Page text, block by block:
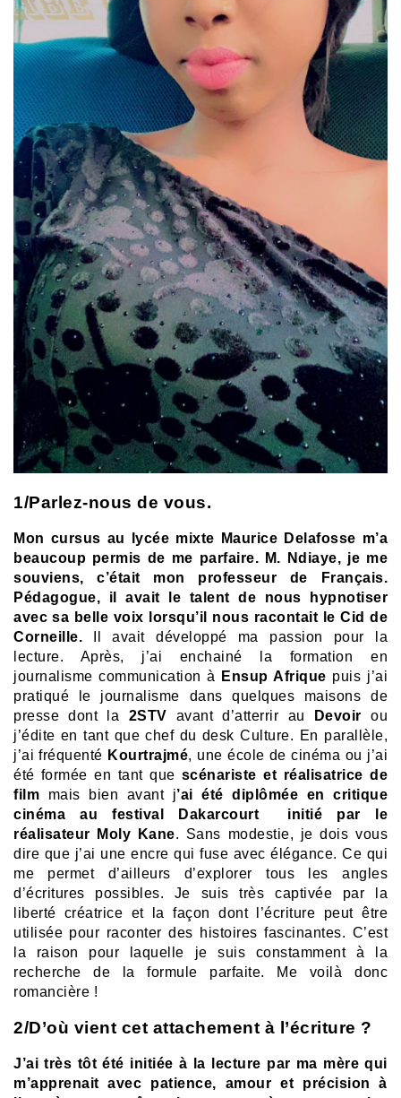
1/Parlez-nous de vous.
Mon cursus au lycée mixte Maurice Delafosse m’a
beaucoup permis de me parfaire. M. Ndiaye, je me
souviens, c’était mon professeur de Français.
Pédagogue, il avait le talent de nous hypnotiser
avec sa belle voix lorsqu’il nous racontait le Cid de
Corneille. Il avait développé ma passion pour la
lecture. Après, j’ai enchainé la formation en
journalisme communication à
Ensup Afrique puis j’ai
pratiqué le journalisme dans quelques maisons de
presse dont la 2STV avant d’atterrir au Devoir ou
j’édite en tant que chef du desk Culture. En parallèle,
j’ai fréquenté Kourtrajmé, une école de cinéma ou j’ai
été formée en tant que scénariste et réalisatrice de
film mais bien avant j’ai été diplômée en critique
cinéma au festival Dakarcourt initié par le
réalisateur Moly Kane. Sans modestie, je dois vous
dire que j’ai une encre qui fuse avec élégance. Ce qui
me permet d’ailleurs d’explorer tous les angles
d’écritures possibles. Je suis très captivée par la
liberté créatrice et la façon dont l’écriture peut être
utilisée pour raconter des histoires fascinantes. C’est
la raison pour laquelle je suis constamment à la
recherche de la formule parfaite. Me voilà donc
romancière !
2/D’où vient cet attachement à l’écriture ?
J’ai très tôt été initiée à la lecture par ma mère qui
m’apprenait avec patience, amour et précision à